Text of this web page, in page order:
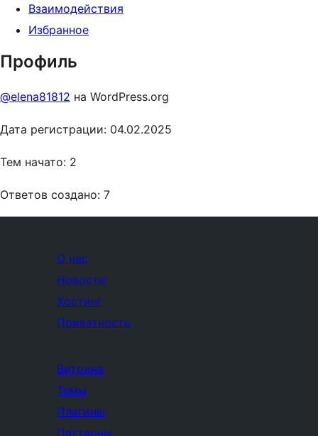
Взаимодействия
Избранное
Профиль
@elena81812 на WordPress.org
Дата регистрации: 04.02.2025
Тем начато: 2
Ответов создано: 7
О нас
Новости
Хостинг
Приватность
Витрина
Темы
Плагины
Паттерны